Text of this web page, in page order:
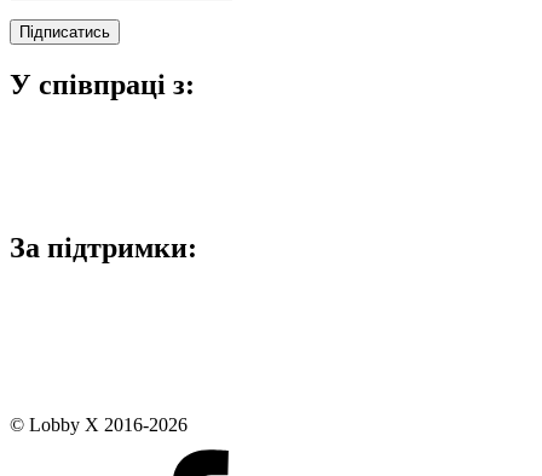
У співпраці з:
За підтримки:
© Lobby X 2016-2026